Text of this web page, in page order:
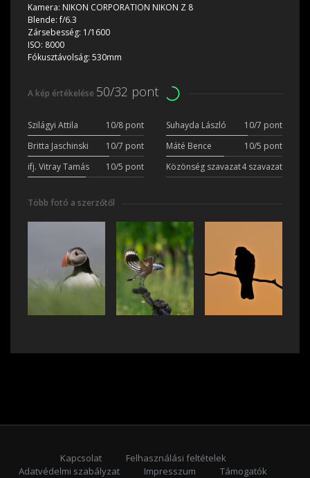
Kamera: NIKON CORPORATION NIKON Z 8
Blende:f/6.3
Zársebesség: 1/1600
ISO: 8000
Fókusztávolság: 530mm
A kép értékelése 50/32 pont
Szilágyi Attila 10/8 pont Suhayda László
10/7 pont
Britta Jaschinski
10/7 pont Máté Bence
10/5 pont
ifj. Vitray Tamás
10/5 pont Közönség szavazat4 szavazat
Több fotó a szerzőtől
Kapcsolat
Felhasználási feltételek
Adatvédelmi szabályzat
Impresszum Támogatók